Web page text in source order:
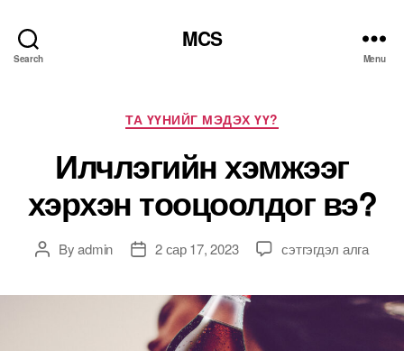
Search
MCS
Menu
Categories
ТА ҮҮНИЙГ МЭДЭХ ҮҮ?
Илчлэгийн хэмжээг
хэрхэн тооцоолдог вэ?
PostByadmin
Post2 сар 17, 2023
Илчлэгийн
сэтгэгдэл алга